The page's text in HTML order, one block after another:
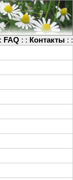
FAQ : : Контакты : :